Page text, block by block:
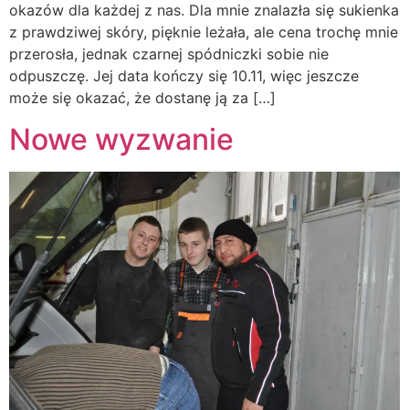
okazów dla każdej z nas. Dla mnie znalazła się sukienka
z prawdziwej skóry, pięknie leżała, ale cena trochę mnie
przerosła, jednak czarnej spódniczki sobie nie
odpuszczę. Jej data kończy się 10.11, więc jeszcze
może się okazać, że dostanę ją za […]
Nowe wyzwanie